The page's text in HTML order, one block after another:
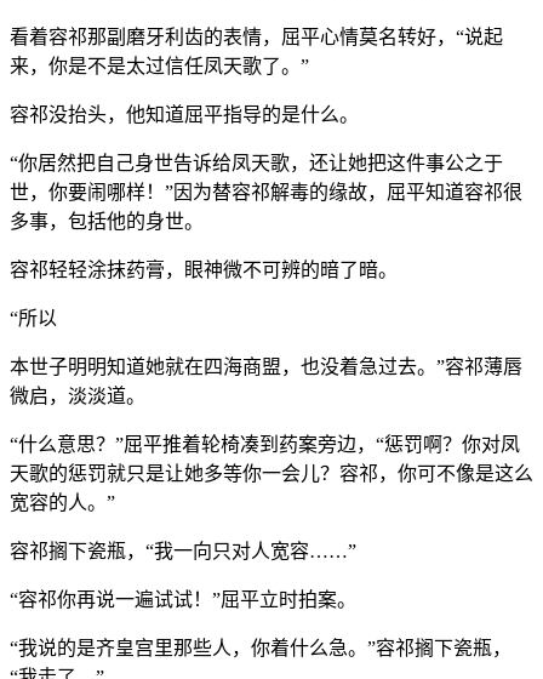
看着容祁那副磨牙利齿的表情，屈平心情莫名转好，“说起
来，你是不是太过信任凤天歌了。”
容祁没抬头，他知道屈平指导的是什么。
“你居然把自己身世告诉给凤天歌，还让她把这件事公之于
世，你要闹哪样！”因为替容祁解毒的缘故，屈平知道容祁很
多事，包括他的身世。
容祁轻轻涂抹药膏，眼神微不可辨的暗了暗。
“所以
本世子明明知道她就在四海商盟，也没着急过去。”容祁薄唇
微启，淡淡道。
“什么意思？”屈平推着轮椅凑到药案旁边，“惩罚啊？你对凤
天歌的惩罚就只是让她多等你一会儿？容祁，你可不像是这么
宽容的人。”
容祁搁下瓷瓶，“我一向只对人宽容……”
“容祁你再说一遍试试！”屈平立时拍案。
“我说的是齐皇宫里那些人，你着什么急。”容祁搁下瓷瓶，